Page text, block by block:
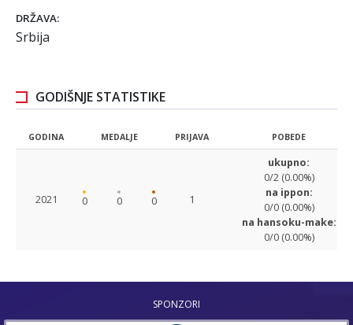
DRŽAVA:
Srbija
GODIŠNJE STATISTIKE
GODINA MEDALJE PRIJAVA POBEDE
2021 0 0 0 1
ukupno:
0/2 (0.00%)
na ippon:
0/0 (0.00%)
na hansoku-make:
0/0 (0.00%)
SPONZORI